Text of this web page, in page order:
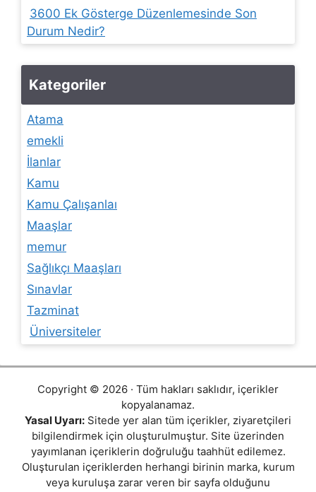
3600 Ek Gösterge Düzenlemesinde Son
Durum Nedir?
Kategoriler
Atama
emekli
İlanlar
Kamu
Kamu Çalışanlaı
Maaşlar
memur
Sağlıkçı Maaşları
Sınavlar
Tazminat
Üniversiteler
Copyright © 2026 · Tüm hakları saklıdır, içerikler
kopyalanamaz.
Yasal Uyarı: Sitede yer alan tüm içerikler, ziyaretçileri
bilgilendirmek için oluşturulmuştur. Site üzerinden
yayımlanan içeriklerin doğruluğu taahhüt edilemez.
Oluşturulan içeriklerden herhangi birinin marka, kurum
veya kuruluşa zarar veren bir sayfa olduğunu